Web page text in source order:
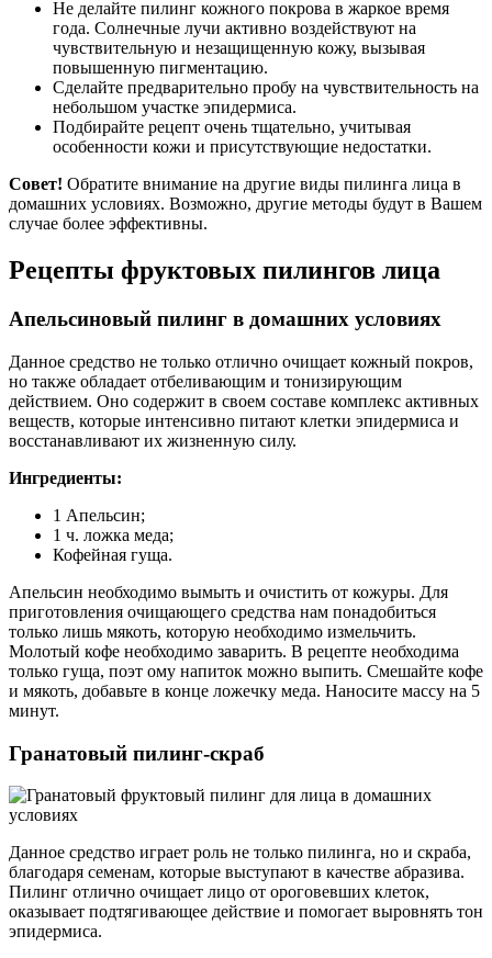
Не делайте пилинг кожного покрова в жаркое время
года. Солнечные лучи активно воздействуют на
чувствительную и незащищенную кожу, вызывая
повышенную пигментацию.
Сделайте предварительно пробу на чувствительность на
небольшом участке эпидермиса.
Подбирайте рецепт очень тщательно, учитывая
особенности кожи и присутствующие недостатки.
Совет! Обратите внимание на другие виды пилинга лица в
домашних условиях. Возможно, другие методы будут в Вашем
случае более эффективны.
Рецепты фруктовых пилингов лица
Апельсиновый пилинг в домашних условиях
Данное средство не только отлично очищает кожный покров,
но также обладает отбеливающим и тонизирующим
действием. Оно содержит в своем составе комплекс активных
веществ, которые интенсивно питают клетки эпидермиса и
восстанавливают их жизненную силу.
Ингредиенты:
1 Апельсин;
1 ч. ложка меда;
Кофейная гуща.
Апельсин необходимо вымыть и очистить от кожуры. Для
приготовления очищающего средства нам понадобиться
только лишь мякоть, которую необходимо измельчить.
Молотый кофе необходимо заварить. В рецепте необходима
только гуща, поэт ому напиток можно выпить. Смешайте кофе
и мякоть, добавьте в конце ложечку меда. Наносите массу на 5
минут.
Гранатовый пилинг-скраб
Данное средство играет роль не только пилинга, но и скраба,
благодаря семенам, которые выступают в качестве абразива.
Пилинг отлично очищает лицо от ороговевших клеток,
оказывает подтягивающее действие и помогает выровнять тон
эпидермиса.